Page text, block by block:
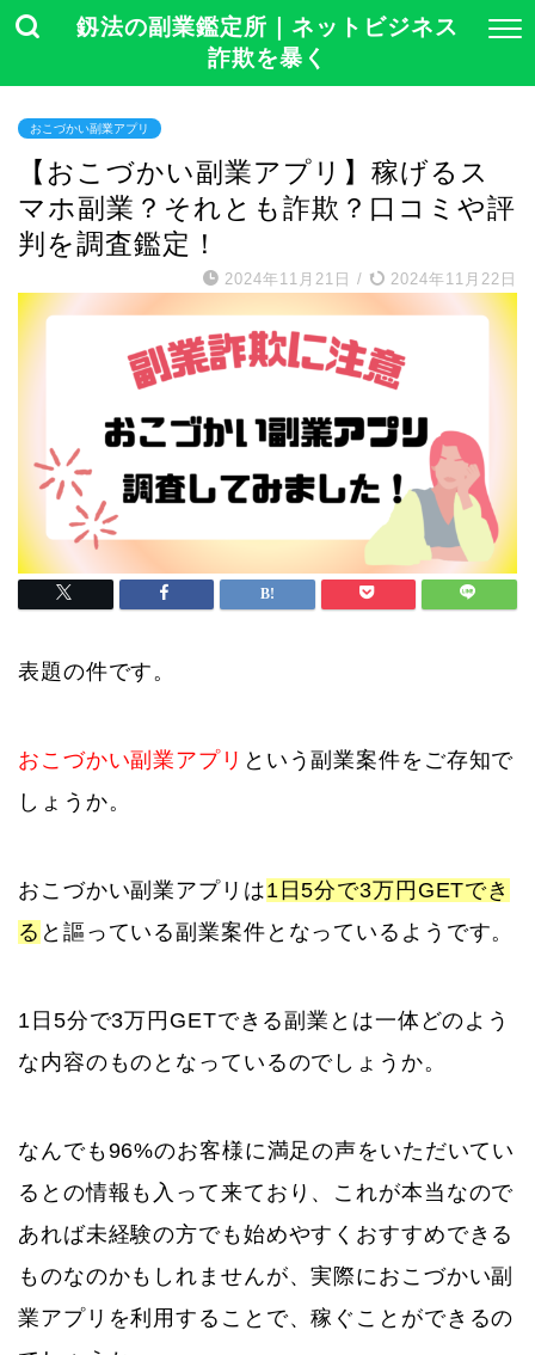
釼法の副業鑑定所｜ネットビジネス
詐欺を暴く
おこづかい副業アプリ
【おこづかい副業アプリ】稼げるス
マホ副業？それとも詐欺？口コミや評
判を調査鑑定！
2024年11月21日 / 2024年11月22日
表題の件です。
おこづかい副業アプリ という副業案件をご存知で
しょうか。
おこづかい副業アプリは1日5分で3万円GETでき
る と謳っている副業案件となっているようです。
1日5分で3万円GETできる副業とは一体どのよう
な内容のものとなっているのでしょうか。
なんでも96%のお客様に満足の声をいただいてい
るとの情報も入って来ており、これが本当なので
あれば未経験の方でも始めやすくおすすめできる
ものなのかもしれませんが、実際におこづかい副
業アプリを利用することで、稼ぐことができるの